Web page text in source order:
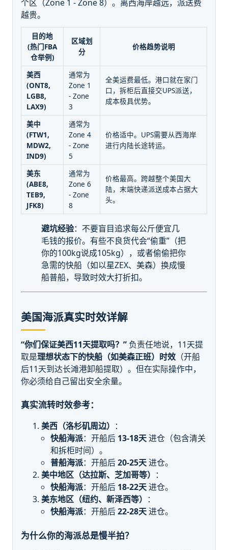
个区（Zone 1 - Zone 8）。离西海岸越远，派送费
越贵。
目的地
(热门FBA
仓举例)
区域划
分
价格趋势说明
美西
(ONT8,
LGB8,
LAX9)
通常为
Zone 1
- Zone
3
全美运费最低。港口就在家门
口，拆柜后直接交UPS派送，
成本极具优势。
美中
(FTW1,
MDW2,
IND9)
通常为
Zone 4
- Zone
5
价格适中。UPS需要从西海岸
进行内陆长途转运。
美东
(ABE8,
TEB9,
JFK8)
通常为
Zone 6
- Zone
8
价格最高。跨越整个美国大
陆，末端快递派送成本占据大
头。
避坑经验：不要盲目追求每公斤便宜几
毛钱的报价。有些不良货代会“偷重”（把
你的100kg说成105kg），或者偷偷把你
急需的快船（如以星ZEX、美森）换成慢
船普船，导致时效大打折扣。
美国海派真实时效详解
“你们保证美西11天提取吗？” 负责任地说，11天提
取是理想状态下的快船（如美森正班）时效 （开船
后11天到达长滩港卸船提取）。但在实际操作中，
你必须给自己留出安全余量。
真实流转时效参考：
美西（洛杉矶周边） ：
快船海派：开船后 13-18天进仓（包含清关
和拆柜时间）。
普船海派：开船后20-25天进仓。
美中地区（达拉斯、芝加哥等） ：
快船海派：开船后 18-22天进仓。
美东地区（纽约、新泽西等） ：
快船海派：开船后22-28天进仓。
为什么你的海派总是慢半拍？